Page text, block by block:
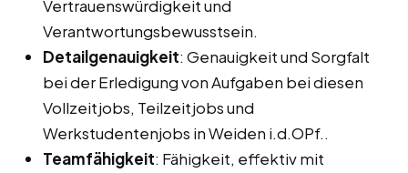
Vertrauenswürdigkeit und
Verantwortungsbewusstsein.
Detailgenauigkeit: Genauigkeit und Sorgfalt
bei der Erledigung von Aufgaben bei diesen
Vollzeitjobs, Teilzeitjobs und
Werkstudentenjobs in Weiden i.d.OPf..
Teamfähigkeit: Fähigkeit, effektiv mit